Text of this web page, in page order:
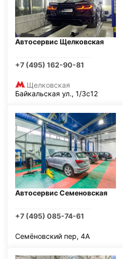
Автосервис Щелковская
+7 (495) 162-90-81
Щелковская
Байкальская ул., 1/3с12
Автосервис Семеновская
+7 (495) 085-74-61
Семёновский пер, 4А